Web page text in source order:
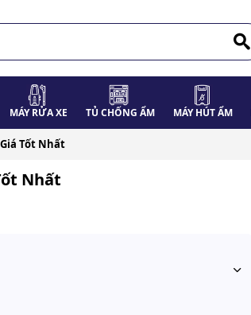
MÁY RỬA XE TỦ CHỐNG ẨM MÁY HÚT ẨM
Tốt Nhất
Nhất